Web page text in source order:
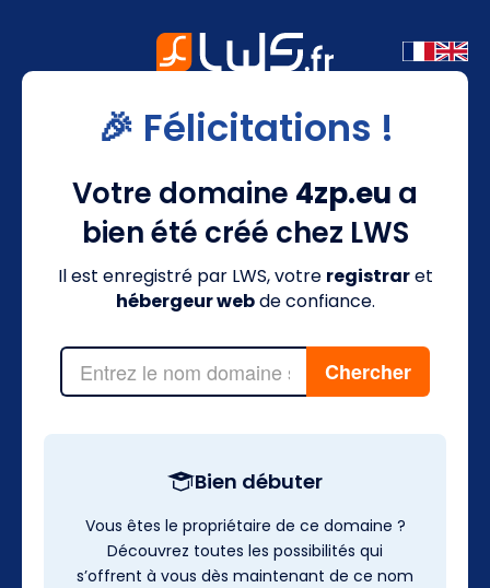
🎉 Félicitations !
Votre domaine 4zp.eu a
bien été créé chez LWS
Il est enregistré par LWS, votre registraret
hébergeur webde confiance.
Bien débuter
Vous êtes le propriétaire de ce domaine ?
Découvrez toutes les possibilités qui
s’offrent à vous dès maintenant de ce nom